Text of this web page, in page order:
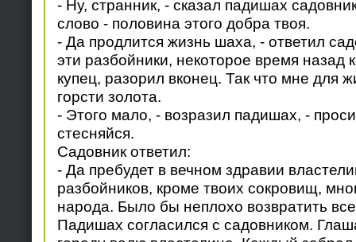
- Ну, странник, - сказал падишах
слово - половина этого добра твоя.
- Да продлится жизнь шаха, - ответил
эти разбойники, некоторое время назад
купец, разорил вконец. Так что мне для
горсти золота.
- Этого мало, - возразил падишах, -
стесняйся.
Садовник ответил:
- Да пребудет в вечном здравии
разбойников, кроме твоих сокровищ,
народа. Было бы неплохо возвратить
Падишах согласился с садовником.